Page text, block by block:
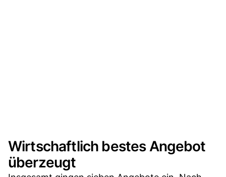
Wirtschaftlich bestes Angebot
überzeugt